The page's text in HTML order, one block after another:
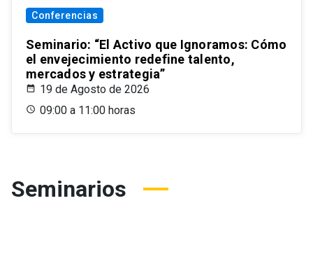
Conferencias
Seminario: “El Activo que Ignoramos: Cómo
el envejecimiento redefine talento,
mercados y estrategia”
19 de Agosto de 2026
09:00 a 11:00 horas
Seminarios